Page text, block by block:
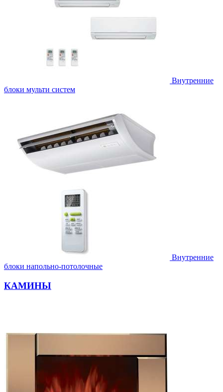
Внутренние
блоки мульти систем
Внутренние
блоки напольно-потолочные
КАМИНЫ